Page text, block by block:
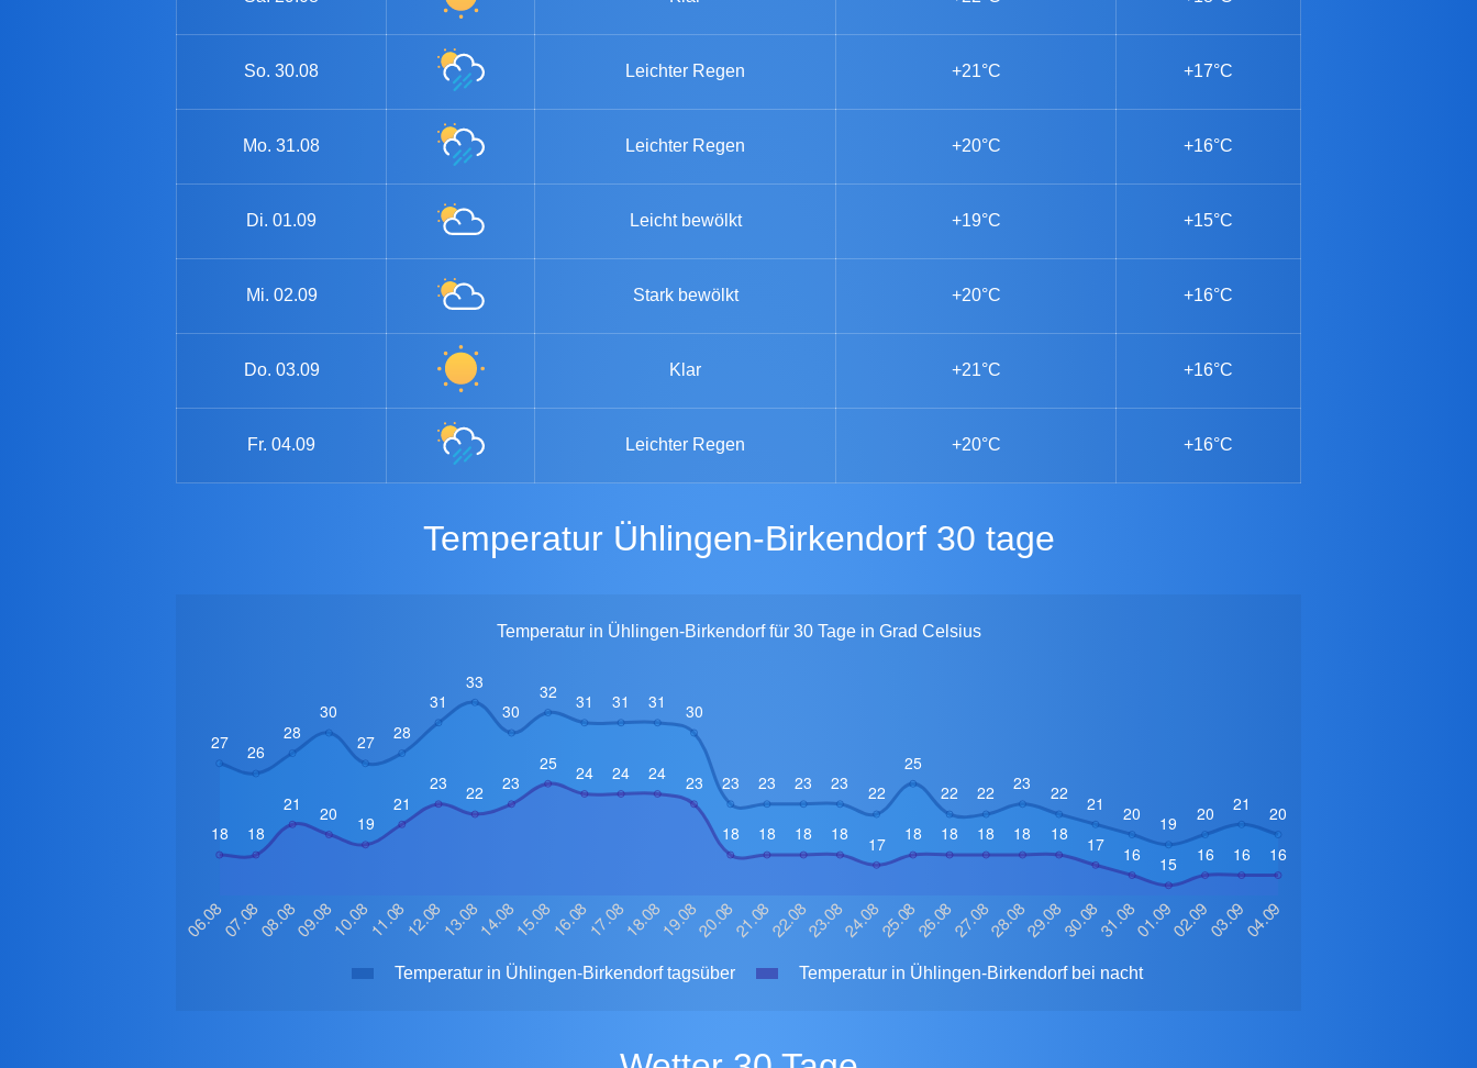
So. 30.08 Leichter Regen +21°C +17°C
Mo. 31.08 Leichter Regen +20°C +16°C
Di. 01.09 Leicht bewölkt +19°C +15°C
Mi. 02.09 Stark bewölkt +20°C +16°C
Do. 03.09 Klar +21°C +16°C
Fr. 04.09 Leichter Regen +20°C +16°C
Temperatur Ühlingen-Birkendorf 30 tage
Temperatur in Ühlingen-Birkendorf für 30 Tage in Grad Celsius
Temperatur in Ühlingen-Birkendorf tagsüber Temperatur in Ühlingen-Birkendorf bei nacht